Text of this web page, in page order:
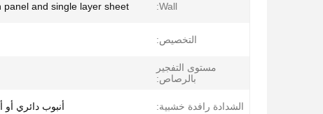
Wall:
panel and single layer sheet
التخصيص:
مستوى التفجير
بالرصاص:
الشدادة رافدة خشبية: أنبوب دائري أو